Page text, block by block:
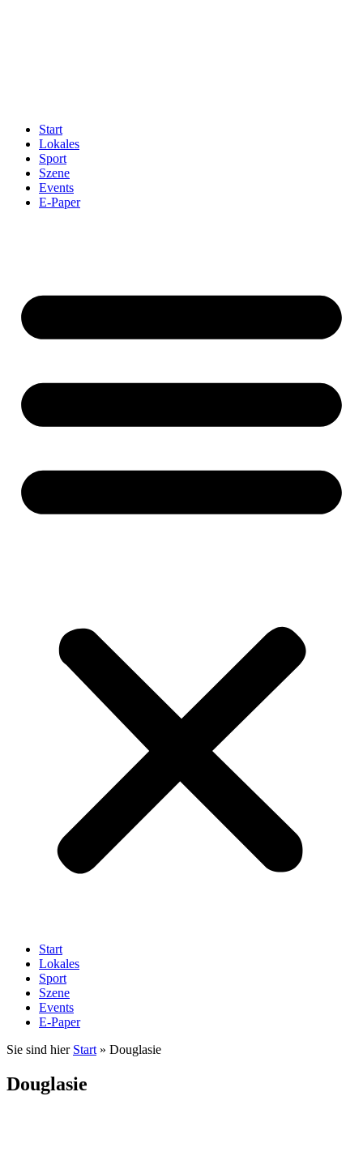
Start
Lokales
Sport
Szene
Events
E-Paper
Start
Lokales
Sport
Szene
Events
E-Paper
Sie sind hier Start » Douglasie
Douglasie